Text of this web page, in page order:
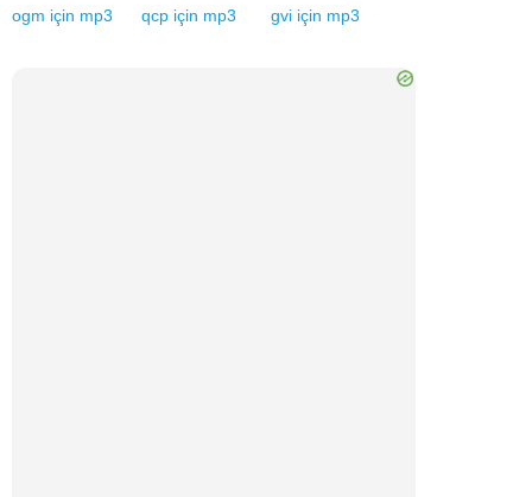
ogm için mp3 qcp için mp3 gvi için mp3